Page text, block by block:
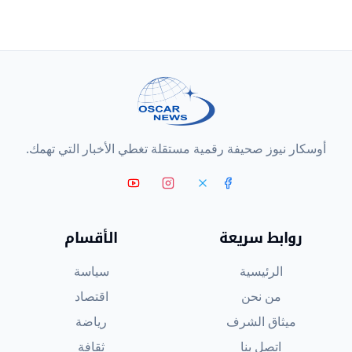
أوسكار نيوز صحيفة رقمية مستقلة تغطي الأخبار التي تهمك.
روابط سريعة
الرئيسية
من نحن
ميثاق الشرف
اتصل بنا
الأقسام
سياسة
اقتصاد
رياضة
ثقافة